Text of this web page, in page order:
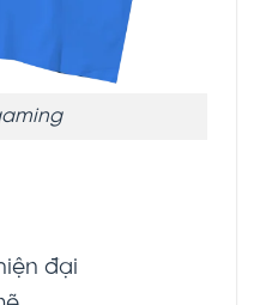
đại